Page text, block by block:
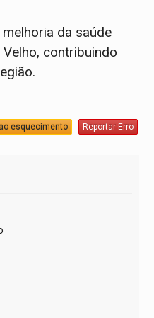
da saúde
contribuindo
esquecimento Reportar Erro